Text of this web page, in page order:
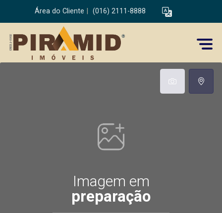
Área do Cliente (016) 2111-8888
Imagem em
preparação